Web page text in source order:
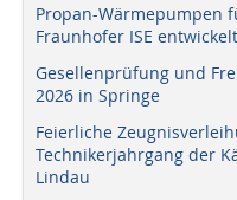
Propan-Wärmepumpen
Fraunhofer ISE
Gesellenprüfung und
2026 in Springe
Feierliche
Technikerjahrgang der
Lindau